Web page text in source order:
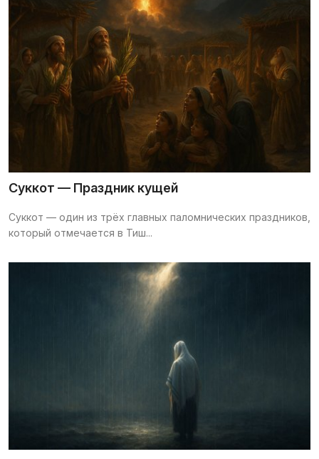
Суккот — Праздник кущей
Суккот — один из трёх главных паломнических праздников,
который отмечается в Тиш...